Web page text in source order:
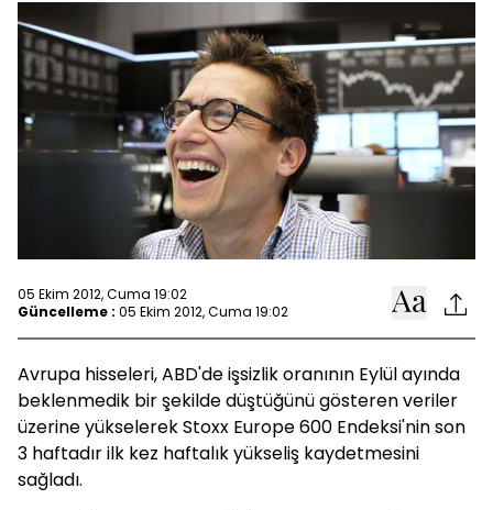
05 Ekim 2012, Cuma 19:02
Güncelleme : 05 Ekim 2012, Cuma 19:02
Avrupa hisseleri, ABD'de işsizlik oranının Eylül ayında
beklenmedik bir şekilde düştüğünü gösteren veriler
üzerine yükselerek Stoxx Europe 600 Endeksi'nin son
3 haftadır ilk kez haftalık yükseliş kaydetmesini
sağladı.